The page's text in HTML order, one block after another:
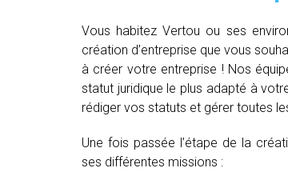
Vous habitez Vertou ou ses
création d’entreprise que vous
à créer votre entreprise ! Nos
statut juridique le plus adapté à
rédiger vos statuts et gérer toutes
Une fois passée l’étape de la
ses différentes missions :